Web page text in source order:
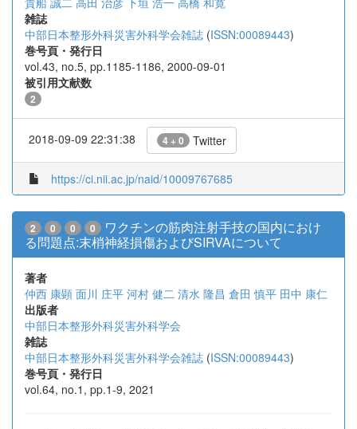
雑誌
中部日本整形外科災害外科学会雑誌 (ISSN:00089443)
巻号頁・発行日
vol.43, no.5, pp.1185-1186, 2000-09-01
被引用文献数
2
2018-09-09 22:31:38 4 + 0 Twitter
https://ci.nii.ac.jp/naid/10009767685
2 0 0 0
ワクチンの筋肉注射手技の国内におけ
る問題点:末梢神経損傷およびSIRVAについて
著者
仲西 康顕 面川 庄平 河村 健二 清水 隆昌 倉田 慎平 田中 康仁
出版者
中部日本整形外科災害外科学会
雑誌
中部日本整形外科災害外科学会雑誌 (ISSN:00089443)
巻号頁・発行日
vol.64, no.1, pp.1-9, 2021